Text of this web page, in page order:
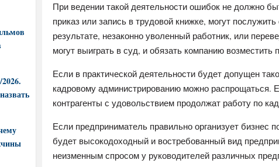
При ведении такой деятельности ошибок не должно
приказ или запись в трудовой книжке, могут
результате, незаконно уволенный работник, или
могут выиграть в суд, и обязать компанию возместить
Если в практической деятельности будет допущен
кадровому администрированию можно распрощаться.
контрагенты с удовольствием продолжат работу по
Если предприниматель правильно организует бизнес
будет высокодоходный и востребованный вид
неизменным спросом у руководителей различных